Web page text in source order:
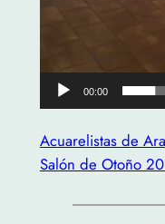
00:00
Acuarelistas de
Salón de Otoño